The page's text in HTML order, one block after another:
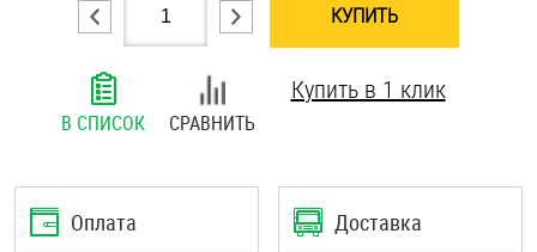
КУПИТЬ
В СПИСОК СРАВНИТЬ
Купить в 1 клик
Оплата Доставка